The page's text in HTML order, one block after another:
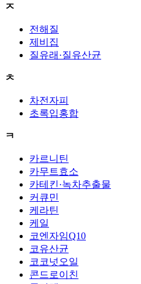
ㅈ
전해질
제비집
질유래·질유산균
ㅊ
차전자피
초록입홍합
ㅋ
카르니틴
카무트효소
카테킨·녹차추출물
커큐민
케라틴
케일
코엔자임Q10
코유산균
코코넛오일
콘드로이친